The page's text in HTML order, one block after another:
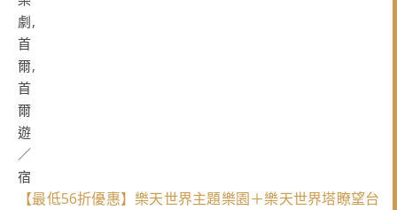
【最低56折優惠】樂天世界主題樂園＋樂天世界塔瞭望台